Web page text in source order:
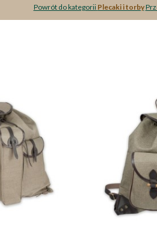
Powrót do kategorii Plecaki i torby